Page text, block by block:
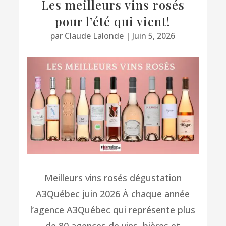
Les meilleurs vins rosés
pour l’été qui vient!
par Claude Lalonde | Juin 5, 2026
Meilleurs vins rosés dégustation
A3Québec juin 2026 À chaque année
l’agence A3Québec qui représente plus